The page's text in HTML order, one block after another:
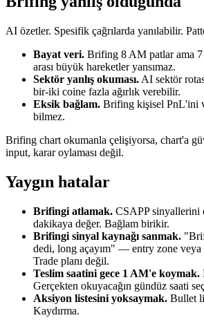
AI özetler. Spesifik çağrılarda yanılabilir.
Bayat veri. Brifing 8 AM patlar ama
arası büyük hareketler yansımaz.
Sektör yanlış okuması. AI sektör
bir-iki coine fazla ağırlık verebilir.
Eksik bağlam. Brifing kişisel PnL'ini
bilmez.
Brifing chart okumanla çelişiyorsa, chart'a
input, karar oylaması değil.
Yaygın hatalar
Brifingi atlamak. CSAPP sinyallerini
dakikaya değer. Bağlam birikir.
Brifingi sinyal kaynağı sanmak.
dedi, long açayım" — entry zone veya
Trade planı değil.
Teslim saatini gece 1 AM'e koymak.
Gerçekten okuyacağın gündüz saati
Aksiyon listesini yoksaymak. Bullet
Kaydırma.